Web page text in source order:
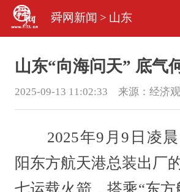
舜网新闻 > 山东
山东“向海问天” 底气
2025-09-13 11:02:33 来源： 经济
2025年9月9日凌晨
阳东方航天港总装出厂